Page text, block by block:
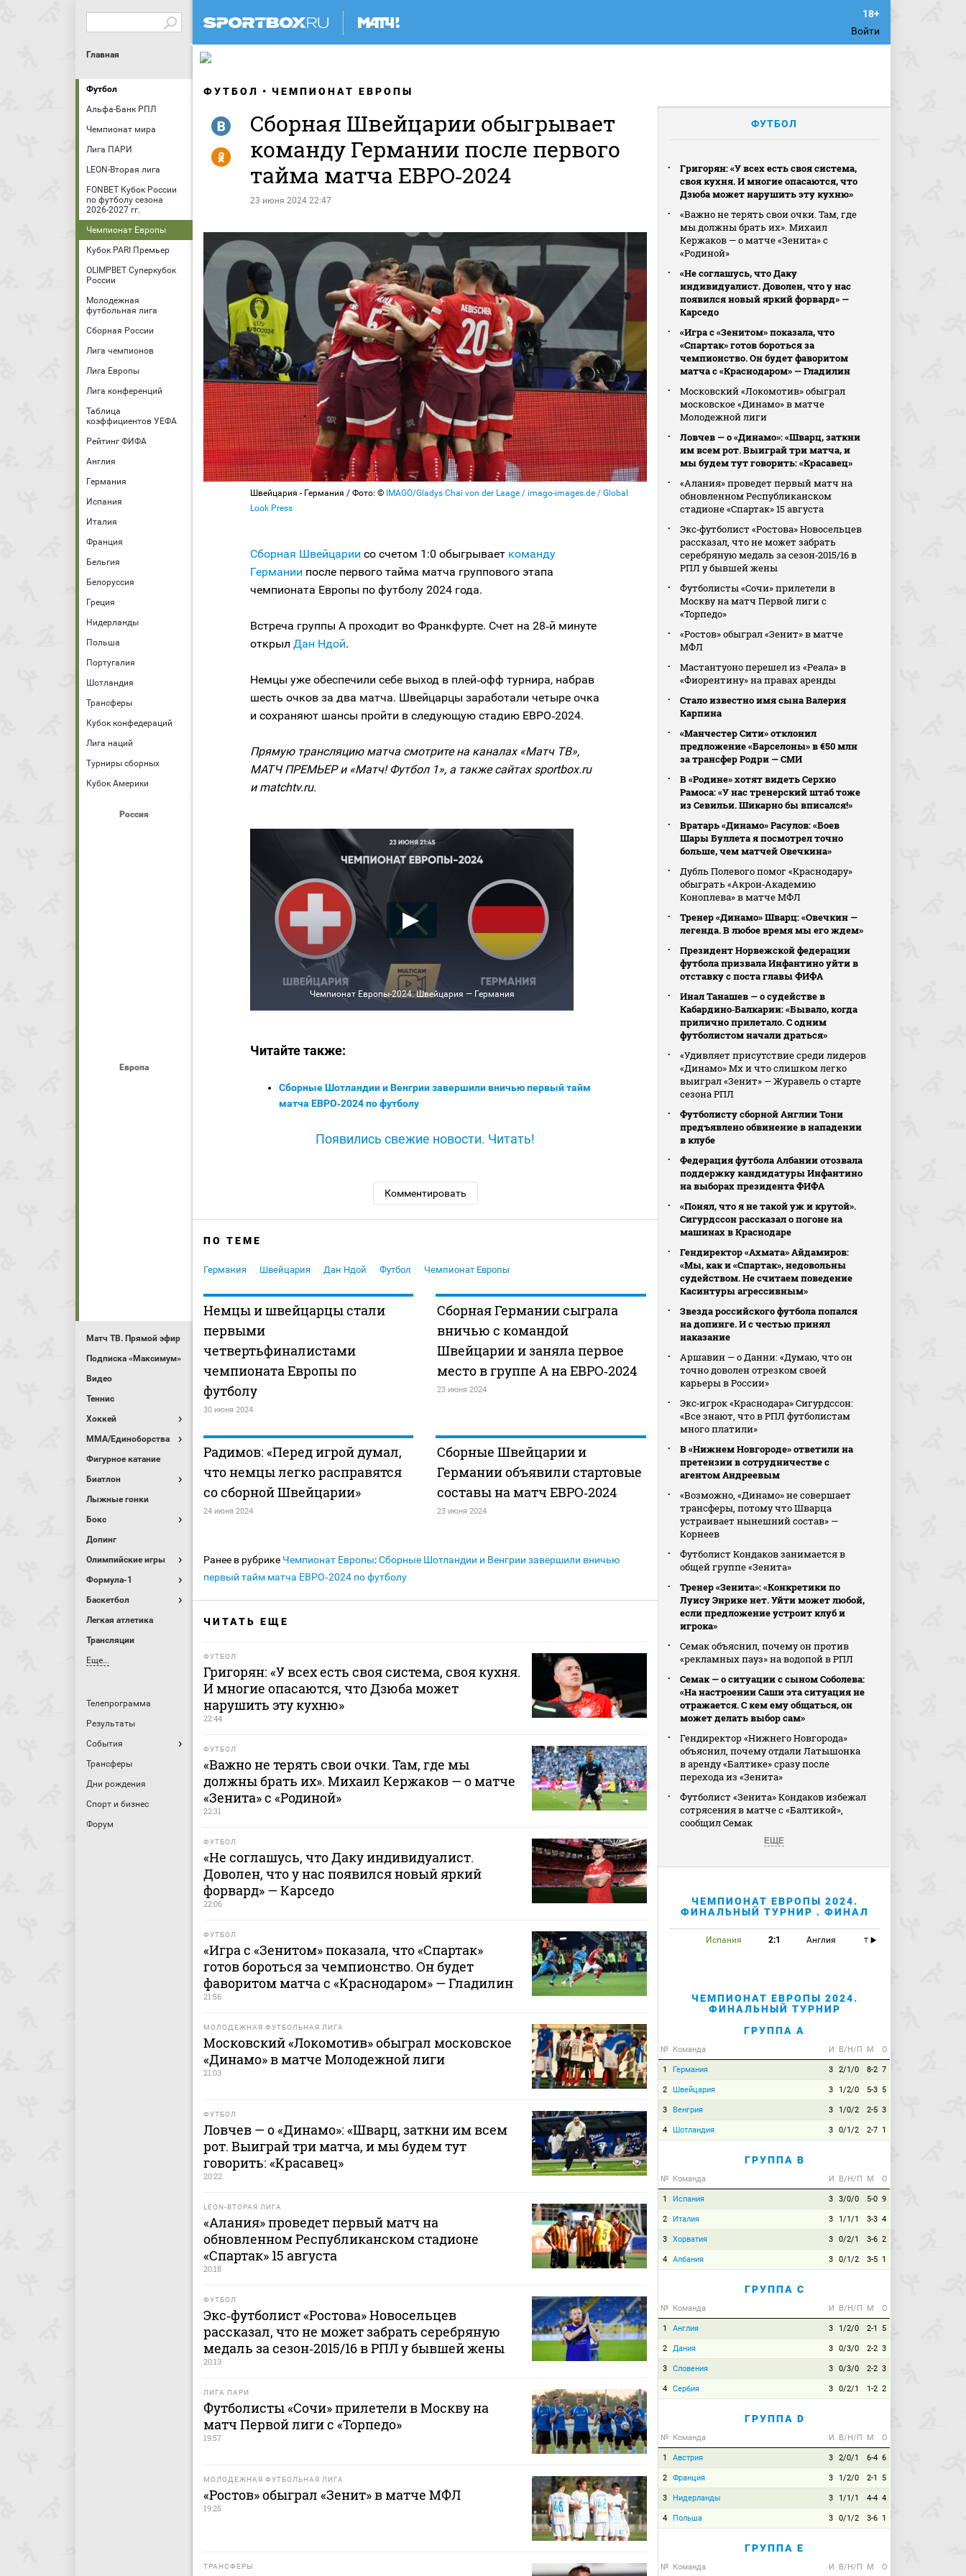
Войти
Главная
Футбол
Альфа-Банк РПЛ
Чемпионат мира
Лига ПАРИ
LEON-Вторая лига
FONBET Кубок России
по футболу сезона
2026-2027 гг.
Чемпионат Европы
Кубок PARI Премьер
OLIMPBET Суперкубок
России
Молодежная
футбольная лига
Сборная России
Лига чемпионов
Лига Европы
Лига конференций
Таблица
коэффициентов УЕФА
Рейтинг ФИФА
Англия
Германия
Испания
Италия
Франция
Бельгия
Белоруссия
Греция
Нидерланды
Польша
Португалия
Шотландия
Трансферы
Кубок конфедераций
Лига наций
Турниры сборных
Кубок Америки
Россия
Европа
Матч ТВ. Прямой эфир
Подписка «Максимум»
Видео
Теннис
Хоккей
MMA/Единоборства
Фигурное катание
Биатлон
Лыжные гонки
Бокс
Допинг
Олимпийские игры
Формула-1
Баскетбол
Легкая атлетика
Трансляции
Еще...
Телепрограмма
Результаты
События
Трансферы
Дни рождения
Спорт и бизнес
Форум
ФУТБОЛ ЧЕМПИОНАТ ЕВРОПЫ
Сборная Швейцарии обыгрывает
команду Германии после первого
тайма матча ЕВРО‑2024
23 июня 2024 22:47
R
Y
Швейцария - Германия / Фото: © IMAGO/Gladys Chai von der Laage / imago-images.de / Global
Look Press
Сборная Швейцарии со счетом 1:0 обыгрывает команду
Германии после первого тайма матча группового этапа
чемпионата Европы по футболу 2024 года.
Встреча группы A проходит во Франкфурте. Счет на 28‑й минуте
открыл Дан Ндой.
Немцы уже обеспечили себе выход в плей‑офф турнира, набрав
шесть очков за два матча. Швейцарцы заработали четыре очка
и сохраняют шансы пройти в следующую стадию ЕВРО‑2024.
Прямую трансляцию матча смотрите на каналах «Матч ТВ»,
МАТЧ ПРЕМЬЕР и «Матч! Футбол 1», а также сайтах sportbox.ru
и matchtv.ru.
Чемпионат Европы-2024. Швейцария — Германия
Читайте также:
Сборные Шотландии и Венгрии завершили вничью первый тайм
матча ЕВРО‑2024 по футболу
Появились свежие новости. Читать!
Комментировать
ПО ТЕМЕ
Германия Швейцария Дан Ндой Футбол Чемпионат Европы
Немцы и швейцарцы стали
первыми
четвертьфиналистами
чемпионата Европы по
футболу
30 июня 2024
Сборная Германии сыграла
вничью с командой
Швейцарии и заняла первое
место в группе А на ЕВРО‑2024
23 июня 2024
Радимов: «Перед игрой думал,
что немцы легко расправятся
со сборной Швейцарии»
24 июня 2024
Сборные Швейцарии и
Германии объявили стартовые
составы на матч ЕВРО‑2024
23 июня 2024
Ранее в рубрике Чемпионат Европы:Сборные Шотландии и Венгрии завершили вничью
первый тайм матча ЕВРО‑2024 по футболу
ЧИТАТЬ ЕЩЕ
ФУТБОЛ
Григорян: «У всех есть своя система, своя кухня.
И многие опасаются, что Дзюба может
нарушить эту кухню»
22:44
ФУТБОЛ
«Важно не терять свои очки. Там, где мы
должны брать их». Михаил Кержаков — о матче
«Зенита» с «Родиной»
22:31
ФУТБОЛ
«Не соглашусь, что Даку индивидуалист.
Доволен, что у нас появился новый яркий
форвард» — Карседо
22:06
ФУТБОЛ
«Игра с «Зенитом» показала, что «Спартак»
готов бороться за чемпионство. Он будет
фаворитом матча с «Краснодаром» — Гладилин
21:56
МОЛОДЕЖНАЯ ФУТБОЛЬНАЯ ЛИГА
Московский «Локомотив» обыграл московское
«Динамо» в матче Молодежной лиги
21:03
ФУТБОЛ
Ловчев — о «Динамо»: «Шварц, заткни им всем
рот. Выиграй три матча, и мы будем тут
говорить: «Красавец»
20:22
LEON-ВТОРАЯ ЛИГА
«Алания» проведет первый матч на
обновленном Республиканском стадионе
«Спартак» 15 августа
20:18
ФУТБОЛ
Экс‑футболист «Ростова» Новосельцев
рассказал, что не может забрать серебряную
медаль за сезон‑2015/16 в РПЛ у бывшей жены
20:13
ЛИГА ПАРИ
Футболисты «Сочи» прилетели в Москву на
матч Первой лиги с «Торпедо»
19:57
МОЛОДЕЖНАЯ ФУТБОЛЬНАЯ ЛИГА
«Ростов» обыграл «Зенит» в матче МФЛ
19:25
ТРАНСФЕРЫ
ФУТБОЛ
Григорян: «У всех есть своя система,
своя кухня. И многие опасаются, что
Дзюба может нарушить эту кухню»
«Важно не терять свои очки. Там, где
мы должны брать их». Михаил
Кержаков — о матче «Зенита» с
«Родиной»
«Не соглашусь, что Даку
индивидуалист. Доволен, что у нас
появился новый яркий форвард» —
Карседо
«Игра с «Зенитом» показала, что
«Спартак» готов бороться за
чемпионство. Он будет фаворитом
матча с «Краснодаром» — Гладилин
Московский «Локомотив» обыграл
московское «Динамо» в матче
Молодежной лиги
Ловчев — о «Динамо»: «Шварц, заткни
им всем рот. Выиграй три матча, и
мы будем тут говорить: «Красавец»
«Алания» проведет первый матч на
обновленном Республиканском
стадионе «Спартак» 15 августа
Экс‑футболист «Ростова» Новосельцев
рассказал, что не может забрать
серебряную медаль за сезон‑2015/16 в
РПЛ у бывшей жены
Футболисты «Сочи» прилетели в
Москву на матч Первой лиги с
«Торпедо»
«Ростов» обыграл «Зенит» в матче
МФЛ
Мастантуоно перешел из «Реала» в
«Фиорентину» на правах аренды
Стало известно имя сына Валерия
Карпина
«Манчестер Сити» отклонил
предложение «Барселоны» в €50 млн
за трансфер Родри — СМИ
В «Родине» хотят видеть Серхио
Рамоса: «У нас тренерский штаб тоже
из Севильи. Шикарно бы вписался!»
Вратарь «Динамо» Расулов: «Боев
Шары Буллета я посмотрел точно
больше, чем матчей Овечкина»
Дубль Полевого помог «Краснодару»
обыграть «Акрон‑Академию
Коноплева» в матче МФЛ
Тренер «Динамо» Шварц: «Овечкин —
легенда. В любое время мы его ждем»
Президент Норвежской федерации
футбола призвала Инфантино уйти в
отставку с поста главы ФИФА
Инал Танашев — о судействе в
Кабардино‑Балкарии: «Бывало, когда
прилично прилетало. С одним
футболистом начали драться»
«Удивляет присутствие среди лидеров
«Динамо» Мх и что слишком легко
выиграл «Зенит» — Журавель о старте
сезона РПЛ
Футболисту сборной Англии Тони
предъявлено обвинение в нападении
в клубе
Федерация футбола Албании отозвала
поддержку кандидатуры Инфантино
на выборах президента ФИФА
«Понял, что я не такой уж и крутой».
Сигурдссон рассказал о погоне на
машинах в Краснодаре
Гендиректор «Ахмата» Айдамиров:
«Мы, как и «Спартак», недовольны
судейством. Не считаем поведение
Касинтуры агрессивным»
Звезда российского футбола попался
на допинге. И с честью принял
наказание
Аршавин — о Данни: «Думаю, что он
точно доволен отрезком своей
карьеры в России»
Экс‑игрок «Краснодара» Сигурдссон:
«Все знают, что в РПЛ футболистам
много платили»
В «Нижнем Новгороде» ответили на
претензии в сотрудничестве с
агентом Андреевым
«Возможно, «Динамо» не совершает
трансферы, потому что Шварца
устраивает нынешний состав» —
Корнеев
Футболист Кондаков занимается в
общей группе «Зенита»
Тренер «Зенита»: «Конкретики по
Луису Энрике нет. Уйти может любой,
если предложение устроит клуб и
игрока»
Семак объяснил, почему он против
«рекламных пауз» на водопой в РПЛ
Семак — о ситуации с сыном Соболева:
«На настроении Саши эта ситуация не
отражается. С кем ему общаться, он
может делать выбор сам»
Гендиректор «Нижнего Новгорода»
объяснил, почему отдали Латышонка
в аренду «Балтике» сразу после
перехода из «Зенита»
Футболист «Зенита» Кондаков избежал
сотрясения в матче с «Балтикой»,
сообщил Семак
ЕЩЕ
ЧЕМПИОНАТ ЕВРОПЫ 2024.
ФИНАЛЬНЫЙ ТУРНИР . ФИНАЛ
Испания 2:1 Англия T
ЧЕМПИОНАТ ЕВРОПЫ 2024.
ФИНАЛЬНЫЙ ТУРНИР
ГРУППА A
№ Команда И В/Н/П М О
1 Германия 3 2/1/0 8-2 7
2 Швейцария 3 1/2/0 5-3 5
3 Венгрия 3 1/0/2 2-5 3
4 Шотландия 3 0/1/2 2-7 1
ГРУППА B
№ Команда И В/Н/П М О
1 Испания 3 3/0/0 5-0 9
2 Италия 3 1/1/1 3-3 4
3 Хорватия 3 0/2/1 3-6 2
4 Албания 3 0/1/2 3-5 1
ГРУППА C
№ Команда И В/Н/П М О
1 Англия 3 1/2/0 2-1 5
2 Дания 3 0/3/0 2-2 3
3 Словения 3 0/3/0 2-2 3
4 Сербия 3 0/2/1 1-2 2
ГРУППА D
№ Команда И В/Н/П М О
1 Австрия 3 2/0/1 6-4 6
2 Франция 3 1/2/0 2-1 5
3 Нидерланды 3 1/1/1 4-4 4
4 Польша 3 0/1/2 3-6 1
ГРУППА E
№ Команда И В/Н/П М О